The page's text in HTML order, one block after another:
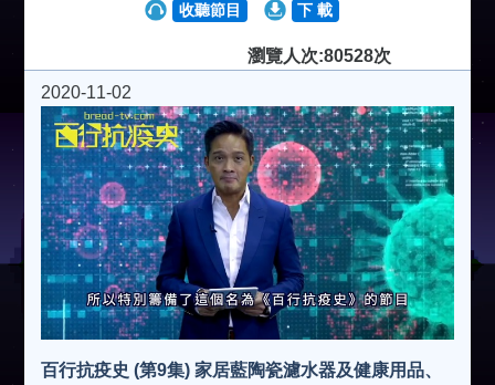
收聽節目 下 載
瀏覽人次:80528次
2020-11-02
百行抗疫史 (第9集) 家居藍陶瓷濾水器及健康用品、